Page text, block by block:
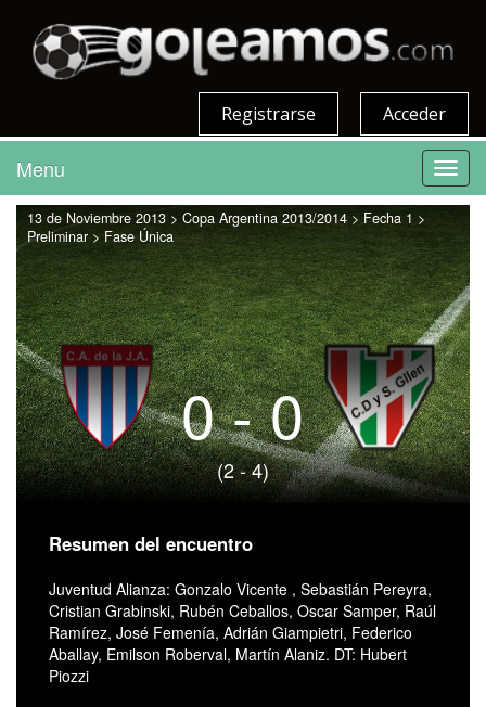
Acceder
Registrarse
Menu
13 de Noviembre 2013 > Copa Argentina 2013/2014 > Fecha 1 >
Preliminar > Fase Única
0 - 0
(2 - 4)
Resumen del encuentro
Juventud Alianza: Gonzalo Vicente , Sebastián Pereyra,
Cristian Grabinski, Rubén Ceballos, Oscar Samper, Raúl
Ramírez, José Femenía, Adrián Giampietri, Federico
Aballay, Emilson Roberval, Martín Alaniz. DT: Hubert
Piozzi